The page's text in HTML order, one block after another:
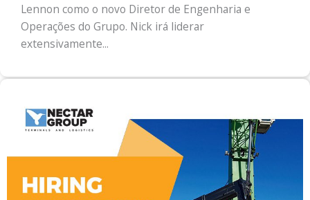
Lennon como o novo Diretor de Engenharia e
Operações do Grupo. Nick irá liderar
extensivamente...